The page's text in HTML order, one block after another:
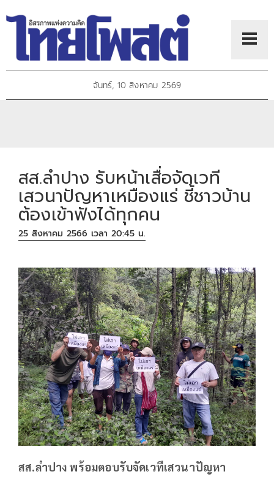
จันทร์, 10 สิงหาคม 2569
สส.ลำปาง รับหน้าเสื่อจัดเวที
เสวนาปัญหาเหมืองแร่ ชี้ชาวบ้าน
ต้องเข้าฟังได้ทุกคน
25 สิงหาคม 2566 เวลา 20:45 น.
สส.ลำปาง พร้อมตอบรับจัดเวทีเสวนาปัญหา